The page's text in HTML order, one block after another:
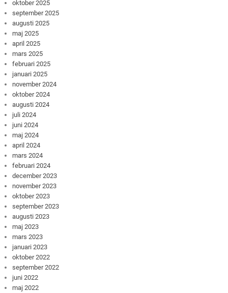
oktober 2025
september 2025
augusti 2025
maj 2025
april 2025
mars 2025
februari 2025
januari 2025
november 2024
oktober 2024
augusti 2024
juli 2024
juni 2024
maj 2024
april 2024
mars 2024
februari 2024
december 2023
november 2023
oktober 2023
september 2023
augusti 2023
maj 2023
mars 2023
januari 2023
oktober 2022
september 2022
juni 2022
maj 2022